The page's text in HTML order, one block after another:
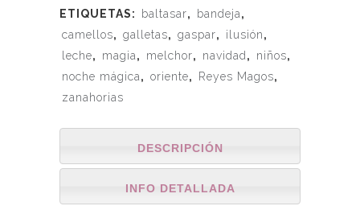
ETIQUETAS:
baltasar, bandeja,
camellos, galletas, gaspar, ilusión,
leche, magia, melchor, navidad , niños,
noche mágica, oriente, Reyes Magos,
zanahorias
DESCRIPCIÓN
INFO DETALLADA